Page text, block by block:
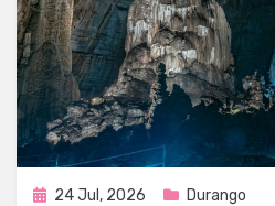
Publicada
24 Jul, 2026 Durango